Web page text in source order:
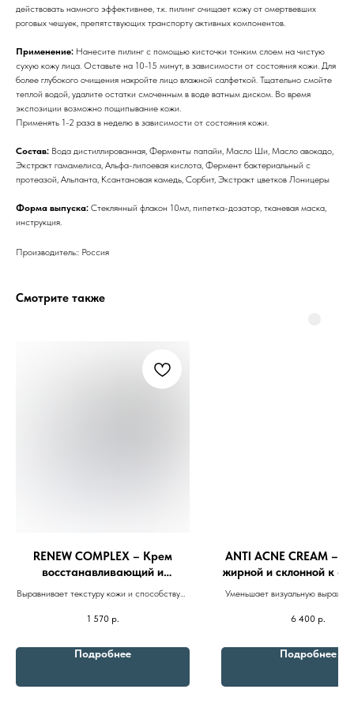
действовать намного эффективнее, т.к. пилинг очищает кожу от омертвевших
роговых чешуек, препятствующих транспорту активных компонентов.
Применение: Нанесите пилинг с помощью кисточки тонким слоем на чистую
сухую кожу лица. Оставьте на 10-15 минут, в зависимости от состояния кожи. Для
более глубокого очищения накройте лицо влажной салфеткой. Тщательно смойте
теплой водой, удалите остатки смоченным в воде ватным диском. Во время
экспозиции возможно пощипывание кожи.
Применять 1-2 раза в неделю в зависимости от состояния кожи.
Состав: Вода дистиллированная, Ферменты папайи, Масло Ши, Масло авокадо,
Экстракт гамамелиса, Альфа-липоевая кислота, Фермент бактериальный с
протеазой, Альпанта, Ксантановая камедь, Сорбит, Экстракт цветков Лоницеры
Форма выпуска: Стеклянный флакон 10мл, пипетка-дозатор, тканевая маска,
инструкция.
Производитель:: Россия
Смотрите также
RENEW COMPLEX – Крем
восстанавливающий и
питательный с маслом
макадамии и гинкго билоба
100ml
Выравнивает текстуру кожи и способствует
1 570 р.
Подробнее
ANTI ACNE CREAM –
жирной и склонной к
Уменьшает визуальную
воспалений и пигментных
6 400 р.
Подробнее
Бренды
Профессиональная
Препараты косметолога